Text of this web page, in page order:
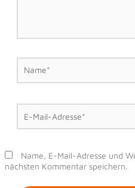
Name*
Mail-
Adresse*
Name, E-Mail-Adresse und
nächsten Kommentar speichern.